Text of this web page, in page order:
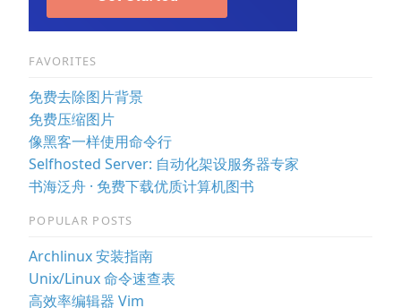
FAVORITES
免费去除图片背景
免费压缩图片
像黑客一样使用命令行
Selfhosted Server: 自动化架设服务器专家
书海泛舟 · 免费下载优质计算机图书
POPULAR POSTS
Archlinux 安装指南
Unix/Linux 命令速查表
高效率编辑器 Vim